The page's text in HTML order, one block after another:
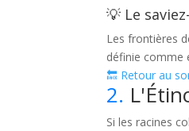
💡 Le
Les frontières
définie comme
🔙 Retour au
2.
Si les racines